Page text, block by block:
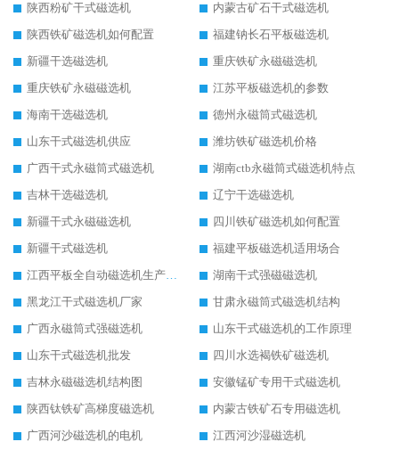
陕西粉矿干式磁选机
内蒙古矿石干式磁选机
陕西铁矿磁选机如何配置
福建钠长石平板磁选机
新疆干选磁选机
重庆铁矿永磁磁选机
重庆铁矿永磁磁选机
江苏平板磁选机的参数
海南干选磁选机
德州永磁筒式磁选机
山东干式磁选机供应
潍坊铁矿磁选机价格
广西干式永磁筒式磁选机
湖南ctb永磁筒式磁选机特点
吉林干选磁选机
辽宁干选磁选机
新疆干式永磁磁选机
四川铁矿磁选机如何配置
新疆干式磁选机
福建平板磁选机适用场合
江西平板全自动磁选机生产厂家
湖南干式强磁磁选机
黑龙江干式磁选机厂家
甘肃永磁筒式磁选机结构
广西永磁筒式强磁选机
山东干式磁选机的工作原理
山东干式磁选机批发
四川水选褐铁矿磁选机
吉林永磁磁选机结构图
安徽锰矿专用干式磁选机
陕西钛铁矿高梯度磁选机
内蒙古铁矿石专用磁选机
广西河沙磁选机的电机
江西河沙湿磁选机